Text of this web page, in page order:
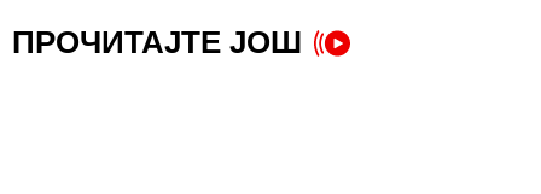
ПРОЧИТАЈТЕ ЈОШ